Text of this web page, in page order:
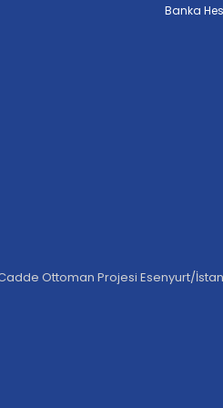
Banka
Ottoman Projesi Esenyurt/